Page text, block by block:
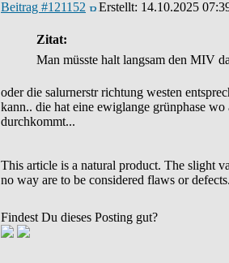
Beitrag #121152 Erstellt: 14.10.2025
Zitat:
Man müsste halt langsam den MIV
oder die salurnerstr richtung westen
kann.. die hat eine ewiglange grünphase
durchkommt...
This article is a natural product. The slight
no way are to be considered flaws or
Findest Du dieses Posting gut?